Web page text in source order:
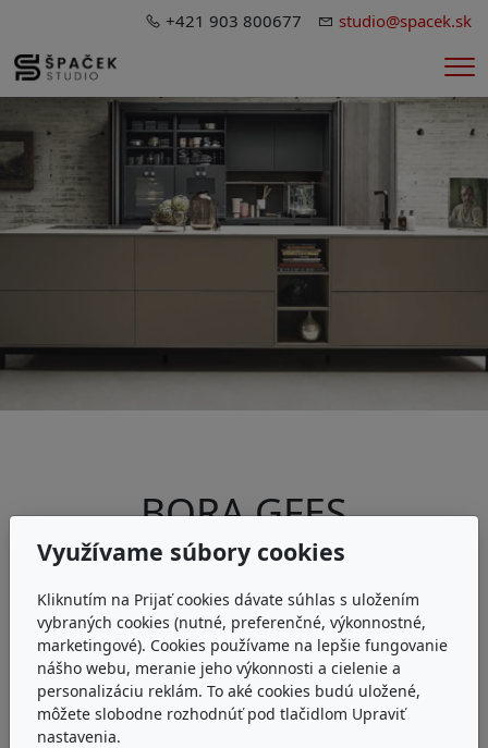
+421 903 800677 studio@spacek.sk
BORA GFES
Náhradný filter eSwap pre modely BORA Pure
Životnosť filtra cca 150 h / 1 rok
Využívame súbory cookies
Kliknutím na Prijať cookies dávate súhlas s uložením
vybraných cookies (nutné, preferenčné, výkonnostné,
marketingové). Cookies používame na lepšie fungovanie
nášho webu, meranie jeho výkonnosti a cielenie a
personalizáciu reklám. To aké cookies budú uložené,
môžete slobodne rozhodnúť pod tlačidlom Upraviť
nastavenia.